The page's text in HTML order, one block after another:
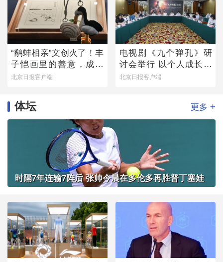
“鹬蚌相亲”文创火了！丰
子恺画里的善意，成了
可以随身携带的治愈感
北京日报客户端
电视剧《九个弹孔》研
讨会举行 以个人成长书
写信仰力量
北京日报客户端
体坛 更多 +
时隔7年连输7阵后 张帅今晨在多伦多再胜普丁塞娃